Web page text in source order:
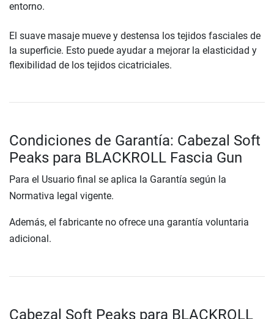
entorno.
El suave masaje mueve y destensa los tejidos fasciales de
la superficie. Esto puede ayudar a mejorar la elasticidad y
flexibilidad de los tejidos cicatriciales.
Condiciones de Garantía: Cabezal Soft
Peaks para BLACKROLL Fascia Gun
Para el Usuario final se aplica la Garantía según la
Normativa legal vigente.
Además, el fabricante no ofrece una garantía voluntaria
adicional.
Cabezal Soft Peaks para BLACKROLL